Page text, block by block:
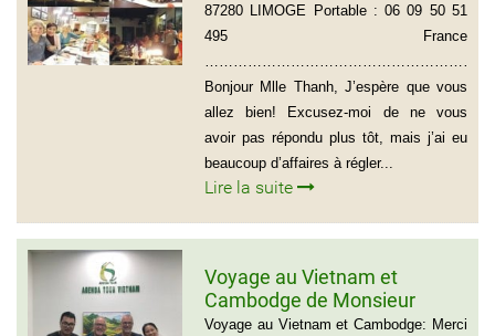
MIRGALET (15 personnes)
87280 LIMOGE Portable : 06 09 50 51
495 France
Bonjour Mlle Thanh, J’espère que vous
allez bien! Excusez-moi de ne vous
avoir pas répondu plus tôt, mais j’ai eu
beaucoup d’affaires à régler...
Lire la suite
Voyage au Vietnam et
Cambodge de Monsieur
Sylvain Forest
Voyage au Vietnam et Cambodge: Merci